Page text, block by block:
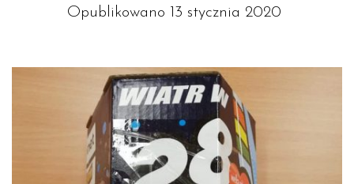
Opublikowano 13 stycznia 2020